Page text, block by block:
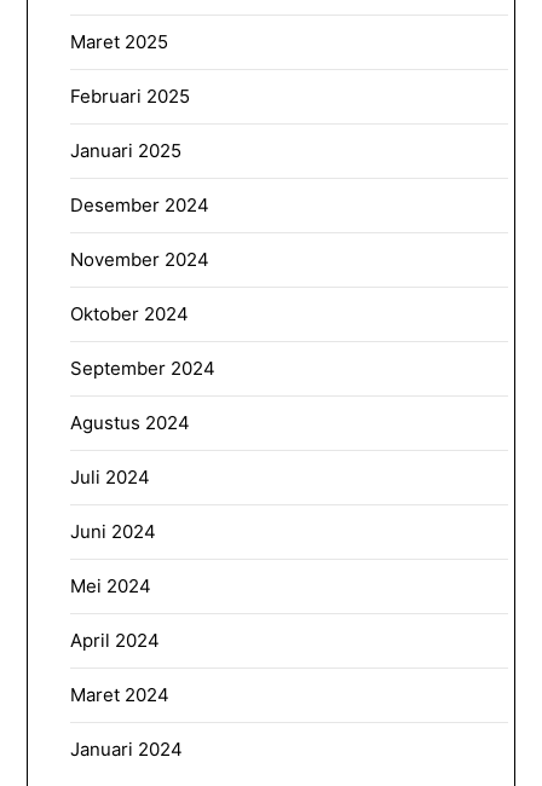
Maret 2025
Februari 2025
Januari 2025
Desember 2024
November 2024
Oktober 2024
September 2024
Agustus 2024
Juli 2024
Juni 2024
Mei 2024
April 2024
Maret 2024
Januari 2024